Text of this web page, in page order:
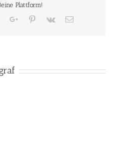
Plattform!
TumblrGoogle+Pinterest
Vk Email